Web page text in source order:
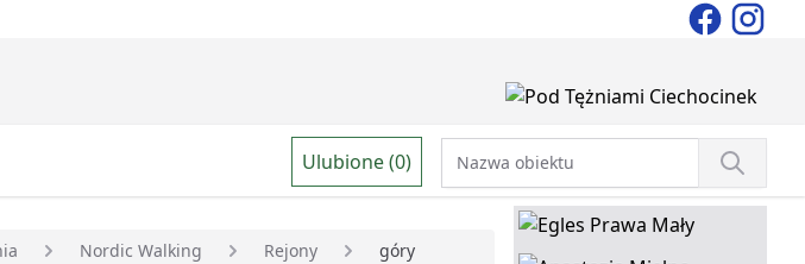
Ulubione (0)
Nordic Walking Rejony góry